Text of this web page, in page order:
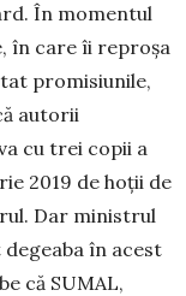
În momentul
în care îi reproșa
promisiunile,
autorii
cu trei copii a
2019 de hoții de
Dar ministrul
în acest
că SUMAL,